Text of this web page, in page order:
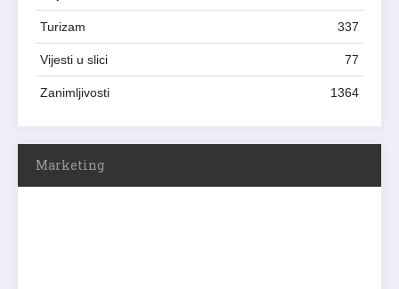
Turizam 337
Vijesti u slici 77
Zanimljivosti 1364
Marketing